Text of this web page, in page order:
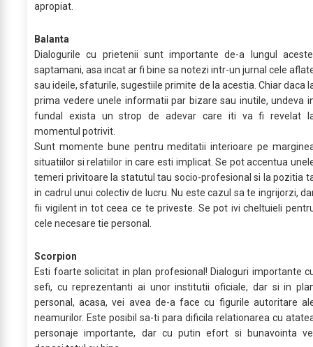
apropiat.
Balanta
Dialogurile cu prietenii sunt importante de-a lungul
saptamani, asa incat ar fi bine sa notezi intr-un jurnal cele
sau ideile, sfaturile, sugestiile primite de la acestia. Chiar daca
prima vedere unele informatii par bizare sau inutile, undeva
fundal exista un strop de adevar care iti va fi revelat
momentul potrivit.
Sunt momente bune pentru meditatii interioare pe
situatiilor si relatiilor in care esti implicat. Se pot accentua
temeri privitoare la statutul tau socio-profesional si la pozitia
in cadrul unui colectiv de lucru. Nu este cazul sa te ingrijorzi,
fii vigilent in tot ceea ce te priveste. Se pot ivi cheltuieli
cele necesare tie personal.
Scorpion
Esti foarte solicitat in plan profesional! Dialoguri importante
sefi, cu reprezentanti ai unor institutii oficiale, dar si in
personal, acasa, vei avea de-a face cu figurile autoritare
neamurilor. Este posibil sa-ti para dificila relationarea cu
personaje importante, dar cu putin efort si bunavointa